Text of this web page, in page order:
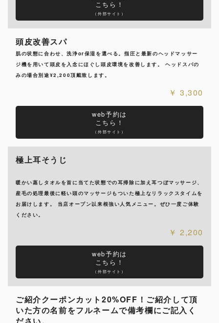
こちら！
（外部サイト）
頭皮改善スパ
肌の状態に合わせ、洗浄or保湿を選べる。指圧と最新のヘッドマッサー
ジ機を用いて頭皮を入念にほぐし頭皮環境を改善します。 ヘッドスパの
みの場合別途¥2,200頂戴致します。
3,300
web予約は
こちら！
（外部サイト）
極上耳そうじ
暖かい蒸しタオルを首に当てた状態での耳掃除に加え耳つぼマッサージ、
産毛の処理最後に軽い頭のマッサージもついた極上なリラックスタイムを
お届けします。 当店オープン以来根強い人気メニュー。ぜひ一度ご体験
ください。
2,200
web予約は
こちら！
（外部サイト）
ご紹介クーポンカット20%OFF！ご紹介して頂
いた方の名前をフルネームで備考欄にご記入く